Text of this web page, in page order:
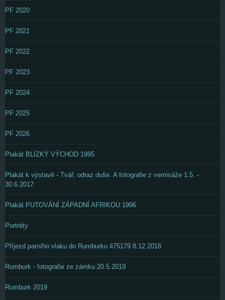
PF 2020
PF 2021
PF 2022
PF 2023
PF 2024
PF 2025
PF 2026
Plakát BLÍZKÝ VÝCHOD 1995
Plakát k výstavě - Tvář, odraz duše. A fotografie z vernisáže 1.5. -
30.6.2017
Plakát PUTOVÁNÍ ZÁPADNÍ AFRIKOU 1996
Portréty
Příjezd parního vlaku do Rumburku 475179 8.12.2018
Rumburk - fotografie ze zámku 20.5.2019
Rumburk 2019